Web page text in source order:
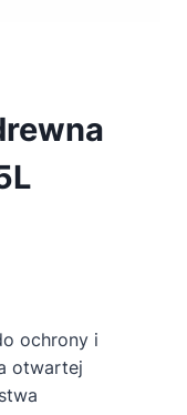
ochrony i
otwartej